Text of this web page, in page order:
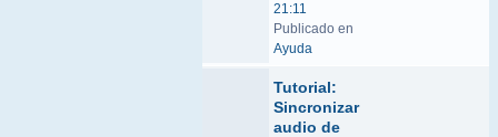
21:11
Publicado en
Ayuda
Tutorial:
Sincronizar
audio de